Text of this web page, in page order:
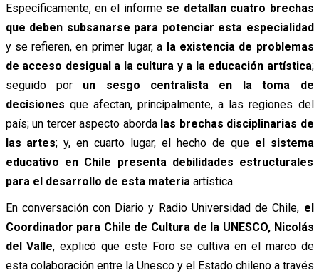
Específicamente, en el informese detallan cuatro brechas
que deben subsanarse para potenciar esta especialidad
y se refieren, en primer lugar, a la existencia de problemas
de acceso desigual a la cultura y a la educación artística;
seguido por un sesgo centralista en la toma de
decisiones que afectan, principalmente, a las regiones del
país; un tercer aspecto aborda las brechas disciplinarias de
las artes; y, en cuarto lugar, el hecho de que el sistema
educativo en Chile presenta debilidades estructurales
para el desarrollo de esta materia artística.
En conversación con Diario y Radio Universidad de Chile, el
Coordinador para Chile de Cultura de la UNESCO, Nicolás
del Valle, explicó que este Foro se cultiva en el marco de
esta colaboración entre la Unesco y el Estado chileno a través